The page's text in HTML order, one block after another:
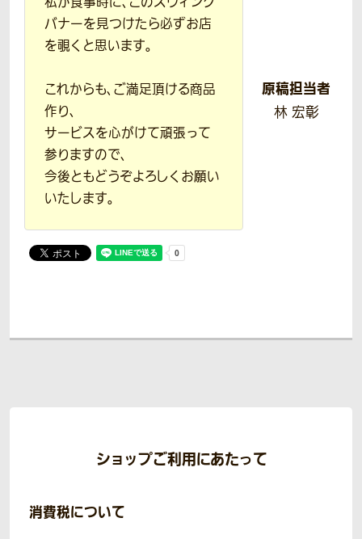
バナーを見つけたら必ずお店
を覗くと思います。
これからも、ご満足頂ける商品
作り、
サービスを心がけて頑張って
参りますので、
今後ともどうぞよろしくお願い
いたします。
原稿担当者
林 宏彰
ショップご利用にあたって
消費税について